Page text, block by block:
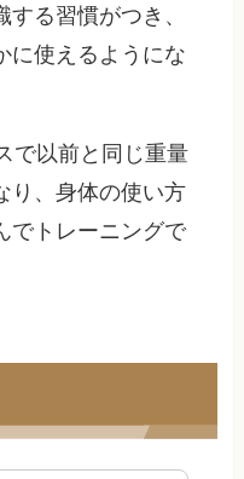
る習慣がつき、
に使えるようにな
で以前と同じ重量
り、身体の使い方
でトレーニングで